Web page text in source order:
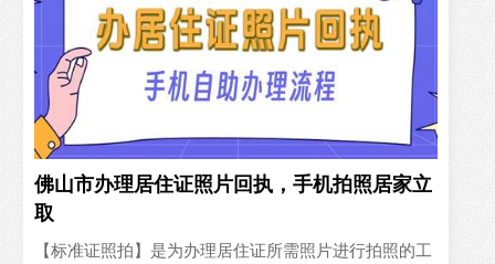
佛山市办理居住证照片回执，手机拍照居家立
取
【标准证照拍】是为办理居住证所需照片进行拍照的工